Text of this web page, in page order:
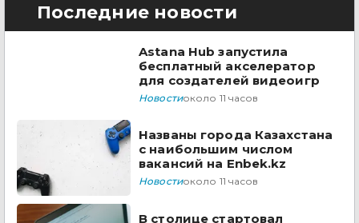
Последние новости
Astana Hub запустила
бесплатный акселератор
для создателей видеоигр
Новостиоколо 11 часов
Названы города Казахстана
с наибольшим числом
вакансий на Enbek.kz
Новостиоколо 11 часов
В столице стартовал